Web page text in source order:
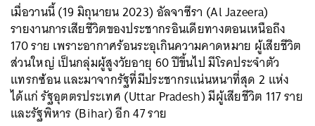
เมื่อวานนี้ (19 มิถุนายน 2023) อัลจาซีรา (Al Jazeera)
รายงานการเสียชีวิตของประชากรอินเดียทางตอนเหนือถึง
170 ราย เพราะอากาศร้อนระอุเกินความคาดหมาย ผู้เสียชีวิต
ส่วนใหญ่ เป็นกลุ่มผู้สูงวัยอายุ 60 ปีขึ้นไป มีโรคประจำตัว
แทรกซ้อน และมาจากรัฐที่มีประชากรแน่นหนาที่สุด 2 แห่ง
ได้แก่ รัฐอุตตรประเทศ (Uttar Pradesh) มีผู้เสียชีวิต 117 ราย
และรัฐพิหาร (Bihar) อีก 47 ราย